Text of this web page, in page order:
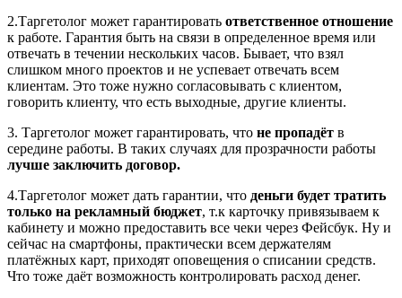
2.Таргетолог может гарантировать ответственное отношение
к работе. Гарантия быть на связи в определенное время или
отвечать в течении нескольких часов. Бывает, что взял
слишком много проектов и не успевает отвечать всем
клиентам. Это тоже нужно согласовывать с клиентом,
говорить клиенту, что есть выходные, другие клиенты.
3. Таргетолог может гарантировать, что не пропадёт в
середине работы. В таких случаях для прозрачности работы
лучше заключить договор.
4.Таргетолог может дать гарантии, что деньги будет тратить
только на рекламный бюджет, т.к карточку привязываем к
кабинету и можно предоставить все чеки через Фейсбук. Ну и
сейчас на смартфоны, практически всем держателям
платёжных карт, приходят оповещения о списании средств.
Что тоже даёт возможность контролировать расход денег.